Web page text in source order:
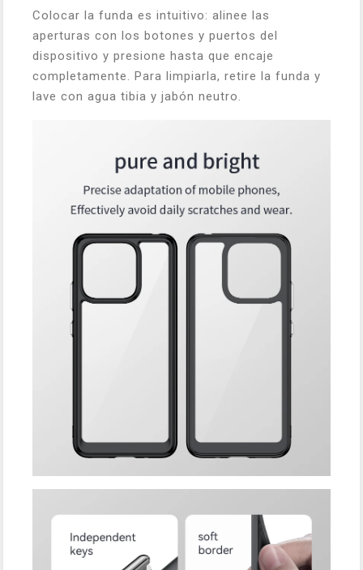
Colocar la funda es intuitivo: alinee las
aperturas con los botones y puertos del
dispositivo y presione hasta que encaje
completamente. Para limpiarla, retire la funda y
lave con agua tibia y jabón neutro.